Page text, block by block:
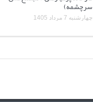
سرچشمه)
چهارشنبه 7 مرداد 1405